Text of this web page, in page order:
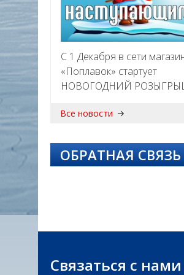
С 1 Декабря в сети
«Поплавок» стартует
НОВОГОДНИЙ
Все новости
ОБРАТНАЯ СВЯЗЬ
Связаться с нами